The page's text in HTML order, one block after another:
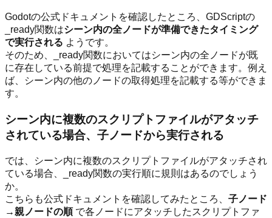
Godotの公式ドキュメントを確認したところ、GDScriptの
_ready関数はシーン内の全ノードが準備できたタイミング
で実行される ようです。
そのため、_ready関数においてはシーン内の全ノードが既
に存在している前提で処理を記載することができます。例え
ば、シーン内の他のノードの取得処理を記載する等ができま
す。
シーン内に複数のスクリプトファイルがアタッチ
されている場合、子ノードから実行される
では、シーン内に複数のスクリプトファイルがアタッチされ
ている場合、_ready関数の実行順に規則はあるのでしょう
か。
こちらも公式ドキュメントを確認してみたところ、 子ノード
→親ノードの順で各ノードにアタッチしたスクリプトファ